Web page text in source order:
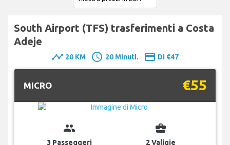
South Airport (TFS) trasferimenti a Costa
Adeje
timeline 20 KM schedule 20 Minuti. payment Di €47
MICRO €55
group
3 Passeggeri
business_center
2 Valigie